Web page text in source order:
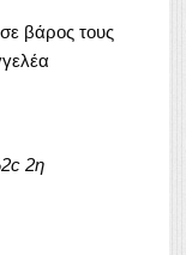
βάρος τους